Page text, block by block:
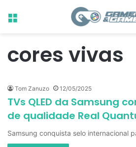
Menu
cores vivas
Tom Zanuzo 12/05/2025
TVs QLED da Samsung
de qualidade Real
Samsung conquista selo internacional